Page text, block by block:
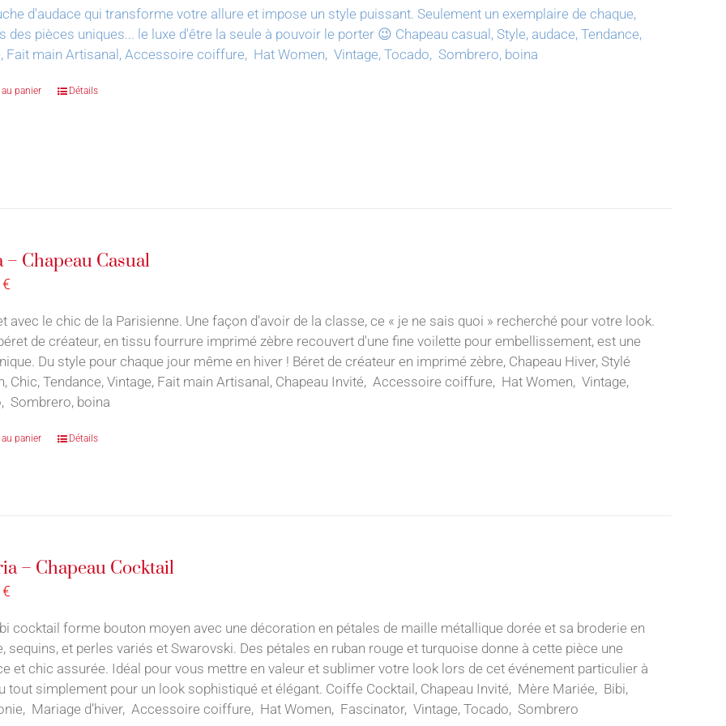
d'audace qui transforme votre allure et impose un style puissant. Seulement un exemplaire de chaque,
des pièces uniques... le luxe d'être la seule à pouvoir le porter 😉 Chapeau casual, Style, audace, Tendance,
Fait main Artisanal, Accessoire coiffure, Hat Women, Vintage, Tocado, Sombrero, boina
panier Détails
– Chapeau Casual
€
avec le chic de la Parisienne. Une façon d’avoir de la classe, ce « je ne sais quoi » recherché pour votre look.
de créateur, en tissu fourrure imprimé zèbre recouvert d'une fine voilette pour embellissement, est une
Du style pour chaque jour même en hiver ! Béret de créateur en imprimé zèbre, Chapeau Hiver, Stylé
Chic, Tendance, Vintage, Fait main Artisanal, Chapeau Invité, Accessoire coiffure, Hat Women, Vintage,
Sombrero, boina
panier Détails
– Chapeau Cocktail
€
cocktail forme bouton moyen avec une décoration en pétales de maille métallique dorée et sa broderie en
sequins, et perles variés et Swarovski. Des pétales en ruban rouge et turquoise donne à cette pièce une
et chic assurée. Idéal pour vous mettre en valeur et sublimer votre look lors de cet événement particulier à
tout simplement pour un look sophistiqué et élégant. Coiffe Cocktail, Chapeau Invité, Mère Mariée, Bibi,
Mariage d’hiver, Accessoire coiffure, Hat Women, Fascinator, Vintage, Tocado, Sombrero